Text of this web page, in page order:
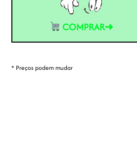
COMPRAR➜
* Preços podem mudar